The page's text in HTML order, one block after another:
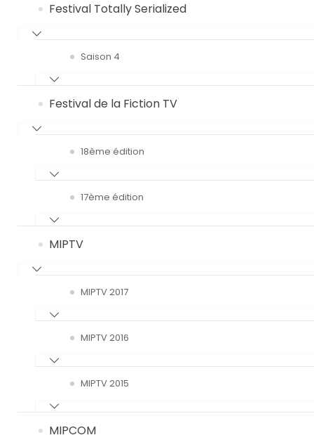
Festival Totally Serialized
Saison 4
Festival de la Fiction TV
18ème édition
17ème édition
MIPTV
MIPTV 2017
MIPTV 2016
MIPTV 2015
MIPCOM